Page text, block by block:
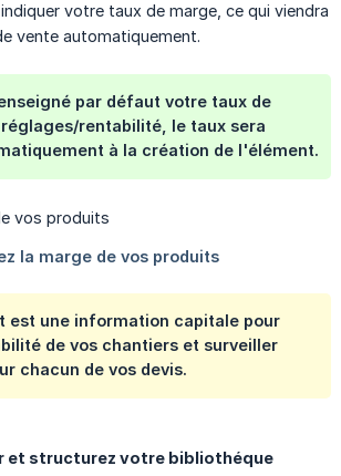
votre taux de marge, ce qui viendra
vente automatiquement.
par défaut votre taux de
rentabilité, le taux sera
à la création de l'élément.
est une information capitale pour
de vos chantiers et surveiller
chacun de vos devis.
et structurez votre bibliothéque